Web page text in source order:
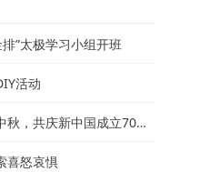
”太极学习小组开班
活动
苔花如米，自有芳华。迎中秋，共庆新中国成立70周年
喜怒哀惧